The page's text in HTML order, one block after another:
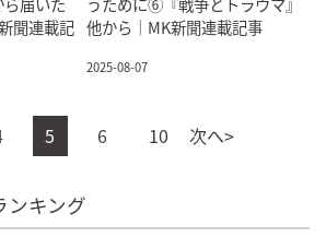
聞連載記 他から｜MK新聞連載記事
2025-08-07
5 6 10 次へ>
ンキング